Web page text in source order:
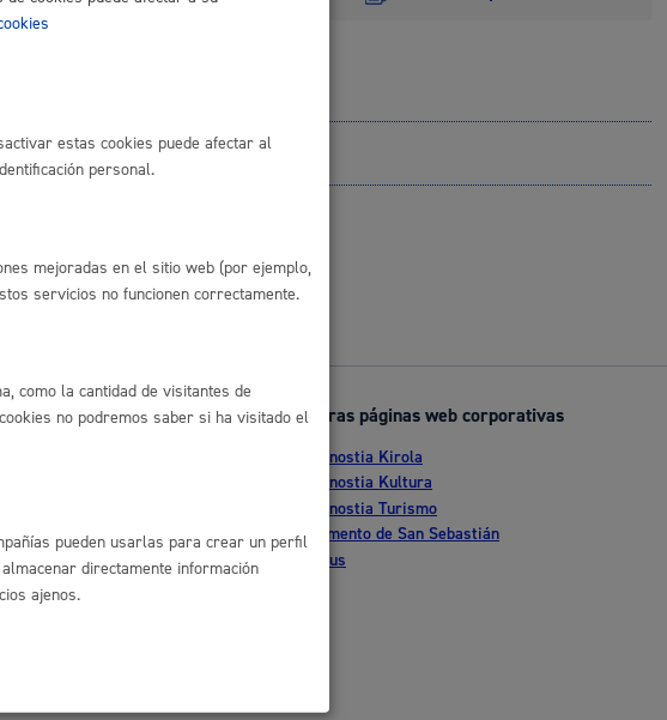
Enlaces útiles
- GeoDonostia
Sala de prensa
Mapa web
Otras páginas web corporativas
Donostia Kirola
Donostia Kultura
Donostia Turismo
Fomento de San Sebastián
Dbus
estas cookies puede afectar al
personal.
mejoradas en el sitio web (por ejemplo,
servicios no funcionen correctamente.
como la cantidad de visitantes de
no podremos saber si ha visitado el
pueden usarlas para crear un perfil
directamente información
ajenos.